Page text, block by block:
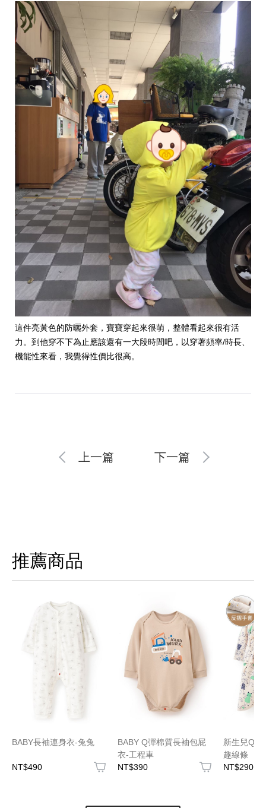
這件亮黃色的防曬外套，寶寶穿起來很萌，整體看起來很有活
力。到他穿不下為止應該還有一大段時間吧，以穿著頻率/時長、
機能性來看，我覺得性價比很高。
上一篇 下一篇
推薦商品
BABY長袖連身衣-兔兔
NT$490
BABY Q彈棉質長袖包屁
衣-工程車
NT$390
新生兒Q彈
趣線條
NT$290